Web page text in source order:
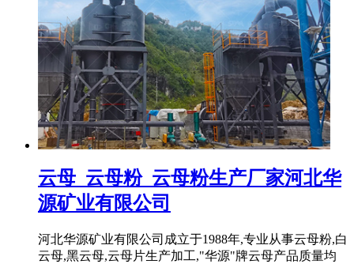
云母_云母粉_云母粉生产厂家河北华
源矿业有限公司
河北华源矿业有限公司成立于1988年,专业从事云母粉,白
云母,黑云母,云母片生产加工,"华源"牌云母产品质量均